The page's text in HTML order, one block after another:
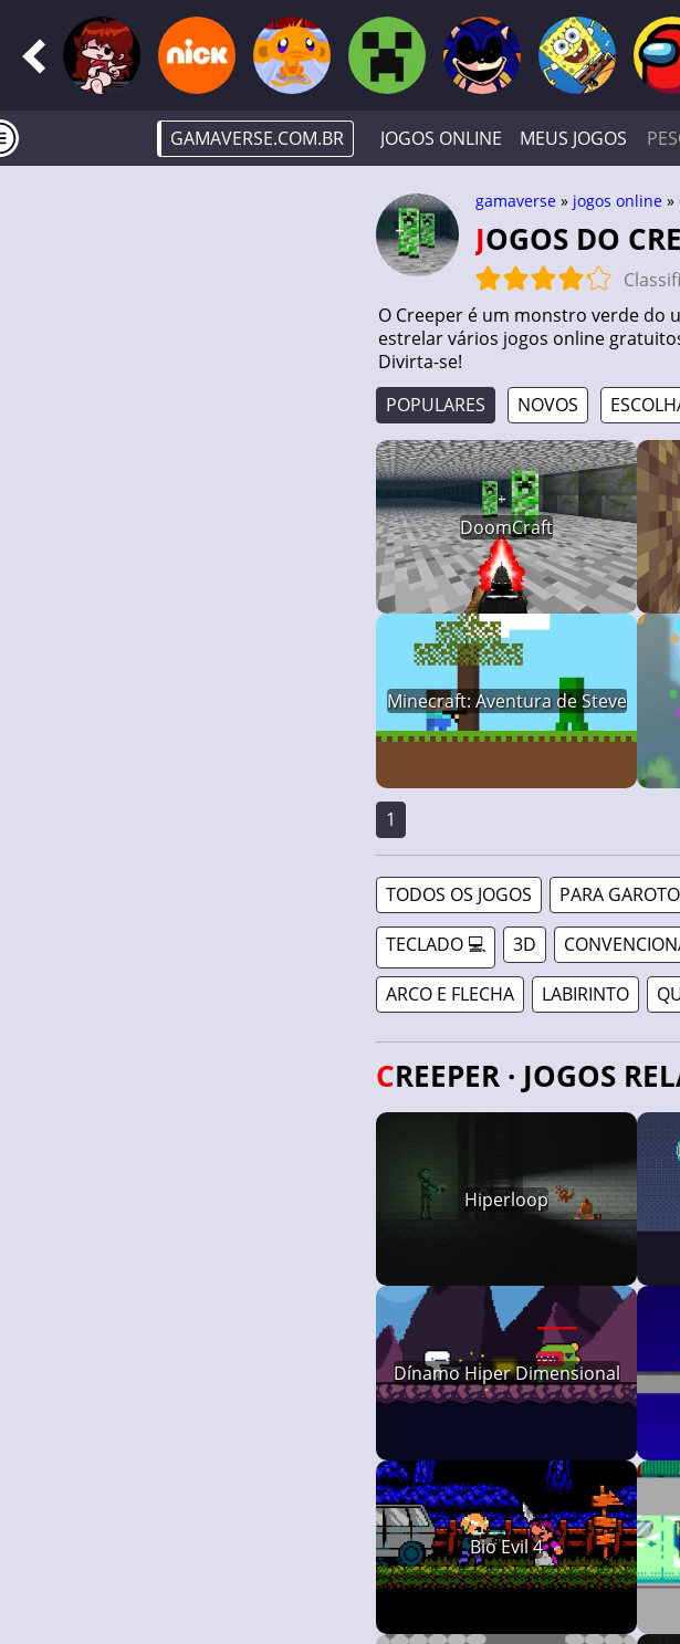
GAMAVERSE.COM.BR JOGOS ONLINE MEUS JOGOS
gamaverse » jogos online »
JOGOS DO
O Creeper é um monstro verde do
estrelar vários jogos online
Divirta-se!
POPULARES
NOVOS
DoomCraft
Minecraft: Aventura de Steve
1
TODOS OS JOGOS PARA
TECLADO 💻 3D
ARCO E FLECHA LABIRINTO
CREEPER · JOGOS
Hiperloop
Dínamo Hiper Dimensional
Bio Evil 4